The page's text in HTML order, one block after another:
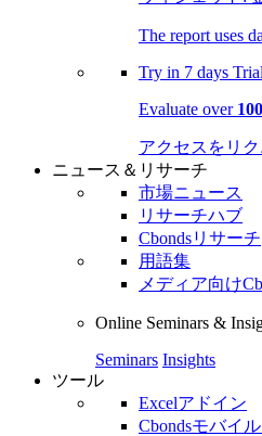
The report uses
Try in 7 days
Evaluate over
アクセスをリク
ニュース＆リサーチ
市場ニュース
リサーチハブ
Cbondsリサーチ
用語集
メディア向け
Online Seminars &
Seminars Insights
ツール
Excelアドイン
Cbondsモバイ